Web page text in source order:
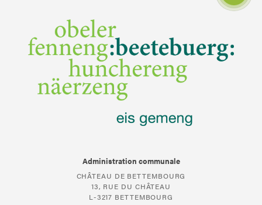
Administration communale
CHÂTEAU DE BETTEMBOURG
13, RUE DU CHÂTEAU
L-3217 BETTEMBOURG